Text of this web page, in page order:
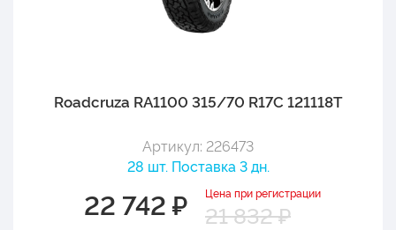
Roadcruza RA1100 315/70 R17C 121118T
Артикул: 226473
28 шт. Поставка 3 дн.
22 742 ₽ Цена при регистрации
21 832 ₽